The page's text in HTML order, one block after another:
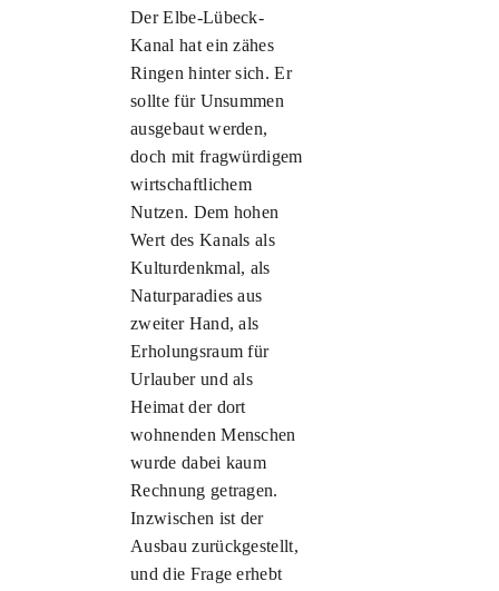
Der Elbe-Lübeck-
Kanal hat ein zähes
Ringen hinter sich. Er
sollte für Unsummen
ausgebaut werden,
doch mit fragwürdigem
wirtschaftlichem
Nutzen. Dem hohen
Wert des Kanals als
Kulturdenkmal, als
Naturparadies aus
zweiter Hand, als
Erholungsraum für
Urlauber und als
Heimat der dort
wohnenden Menschen
wurde dabei kaum
Rechnung getragen.
Inzwischen ist der
Ausbau zurückgestellt,
und die Frage erhebt